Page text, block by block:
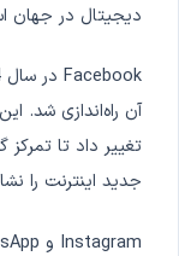
دیجیتال در جهان
Facebook در سال 2004 توسط
تغییر داد تا
جدید اینترنت را